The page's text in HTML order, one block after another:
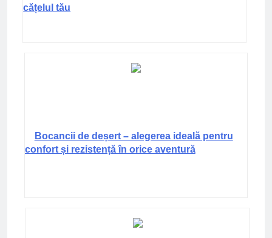
cățelul tău
Bocancii de deșert – alegerea ideală pentru
confort și rezistență în orice aventură